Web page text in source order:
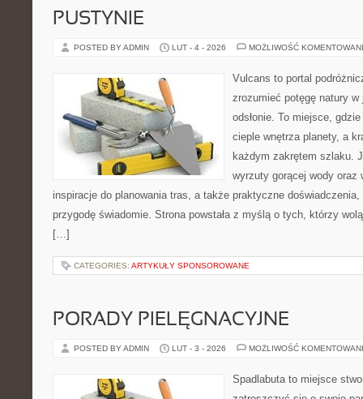
PUSTYNIE
POSTED BY ADMIN LUT - 4 - 2026 MOŻLIWOŚĆ
Vulcans to portal
zrozumieć potęgę natury w
odsłonie. To miejsce,
cieple wnętrza planety, a
każdym zakrętem szlaku.
wyrzuty gorącej wody oraz
inspiracje do planowania tras, a także praktyczne
przygodę świadomie. Strona powstała z myślą o tych, którzy
[…]
CATEGORIES: ARTYKUŁY SPONSOROWANE
PORADY PIELĘGNACYJNE
POSTED BY ADMIN LUT - 3 - 2026 MOŻLIWOŚĆ
Spadlabuta to miejsce